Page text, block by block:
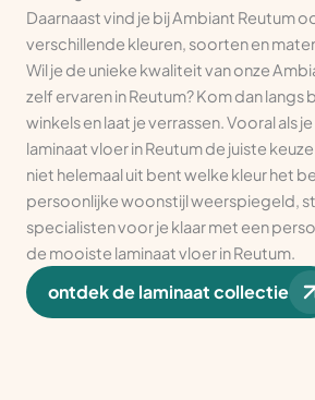
Daarnaast vind je bij Ambiant Reutum
verschillende kleuren, soorten en
Wil je de unieke kwaliteit van onze
zelf ervaren in Reutum? Kom dan langs
winkels en laat je verrassen. Vooral als
laminaat vloer in Reutum de juiste
niet helemaal uit bent welke kleur het
persoonlijke woonstijl weerspiegeld,
specialisten voor je klaar met een
de mooiste laminaat vloer in Reutum.
ontdek de laminaat collectie